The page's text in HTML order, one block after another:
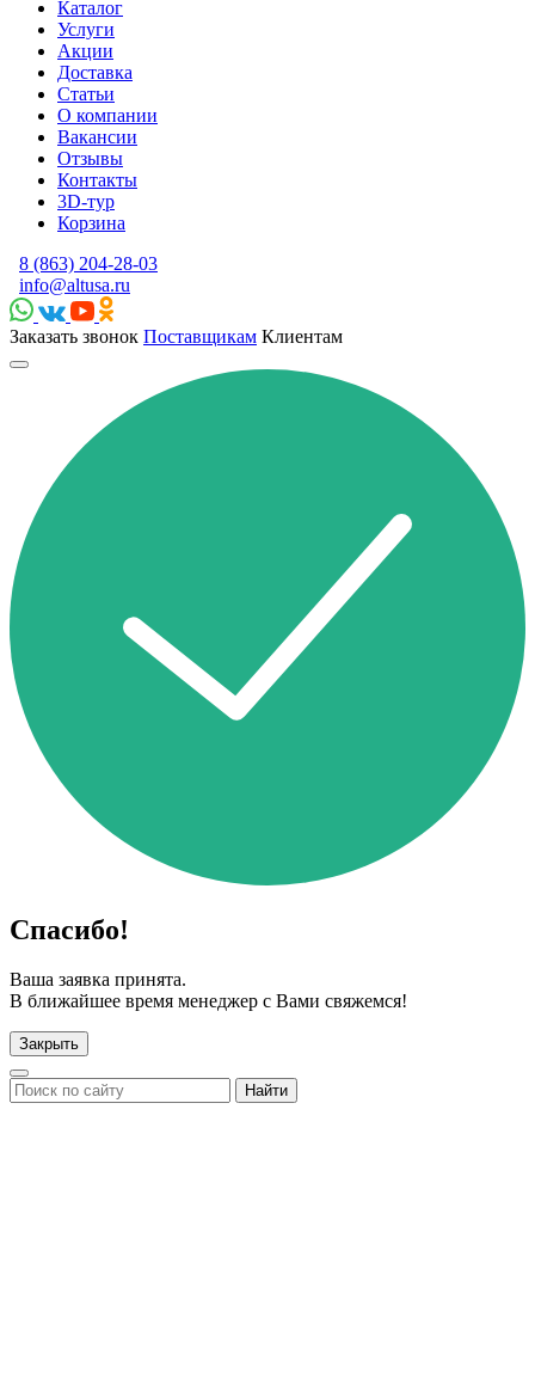
Каталог
Услуги
Акции
Доставка
Статьи
О компании
Вакансии
Отзывы
Контакты
3D-тур
Корзина
8 (863) 204-28-03
info@altusa.ru
Заказать звонок Поставщикам Клиентам
Спасибо!
Ваша заявка принята.
В ближайшее время менеджер с Вами свяжемся!
Закрыть
Найти